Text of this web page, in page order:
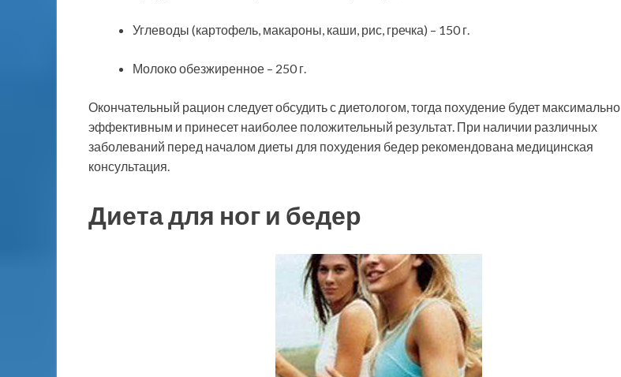
Углеводы (картофель, макароны, каши, рис, гречка) – 150 г.
Молоко обезжиренное – 250 г.
Окончательный рацион следует обсудить с диетологом, тогда похудение будет максимально
эффективным и принесет наиболее положительный результат. При наличии различных
заболеваний перед началом диеты для похудения бедер рекомендована медицинская
консультация.
Диета для ног и бедер